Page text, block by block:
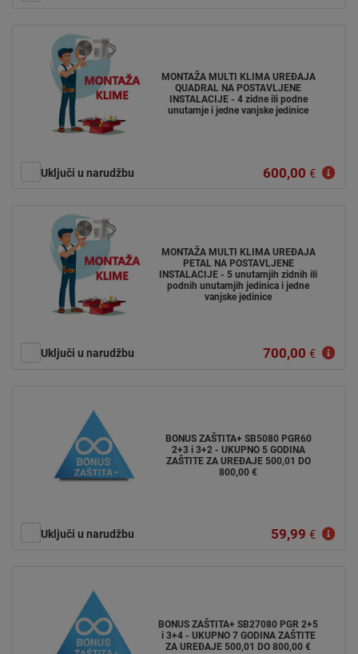
MONTAŽA MULTI KLIMA UREĐAJA
QUADRAL NA POSTAVLJENE
INSTALACIJE - 4 zidne ili podne
unutarnje i jedne vanjske jedinice
Uključi u narudžbu 600,00 €
MONTAŽA MULTI KLIMA UREĐAJA
PETAL NA POSTAVLJENE
INSTALACIJE - 5 unutarnjih zidnih ili
podnih unutarnjih jedinica i jedne
vanjske jedinice
Uključi u narudžbu 700,00 €
BONUS ZAŠTITA+ SB5080 PGR60
2+3 i 3+2 - UKUPNO 5 GODINA
ZAŠTITE ZA UREĐAJE 500,01 DO
800,00 €
Uključi u narudžbu 59,99 €
BONUS ZAŠTITA+ SB27080 PGR 2+5
i 3+4 - UKUPNO 7 GODINA ZAŠTITE
ZA UREĐAJE 500,01 DO 800,00 €